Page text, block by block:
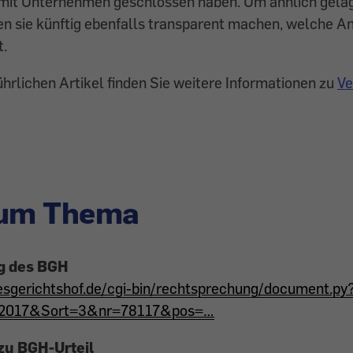
sie künftig ebenfalls transparent machen, welche
Artikel finden Sie weitere Informationen zu
Thema
des BGH
cgi-bin/rechtsprechung/
BGH-Urteil